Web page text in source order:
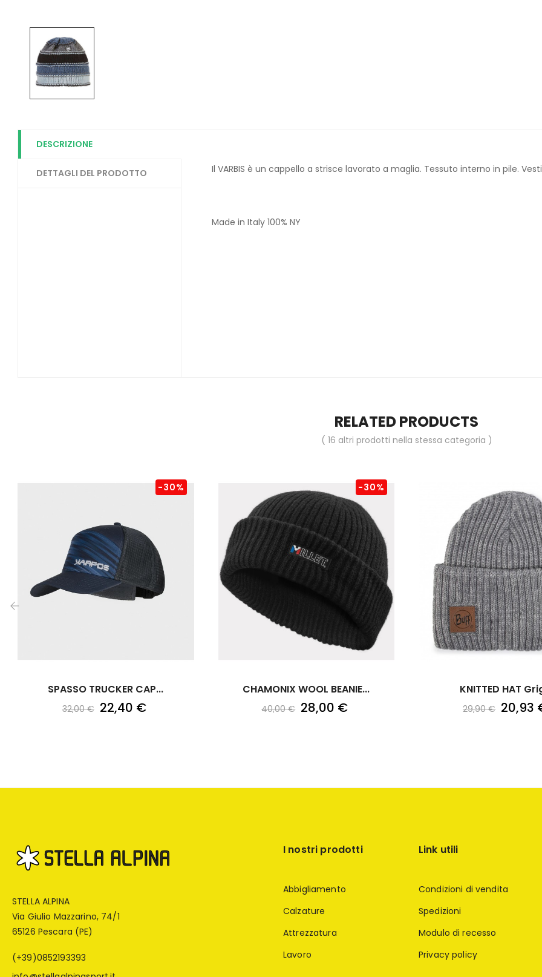
DESCRIZIONE
DETTAGLI DEL PRODOTTO Il VARBIS è un cappello a strisce lavorato a maglia. Tessuto interno in pile.
Made in Italy 100% NY
RELATED PRODUCTS
( 16 altri prodotti nella stessa categoria )
SPASSO TRUCKER CAP...
32,00 €
-30%
22,40 €
CHAMONIX WOOL BEANIE...
40,00 €
-30%
28,00 €
KNITTED HAT
29,90 € 20,93
STELLA ALPINA
Via Giulio Mazzarino, 74/1
65126 Pescara (PE)
(+39)0852193393
I nostri prodotti
Abbigliamento
Calzature
Attrezzatura
Lavoro
Link utili
Condizioni di vendita
Spedizioni
Modulo di recesso
Privacy policy